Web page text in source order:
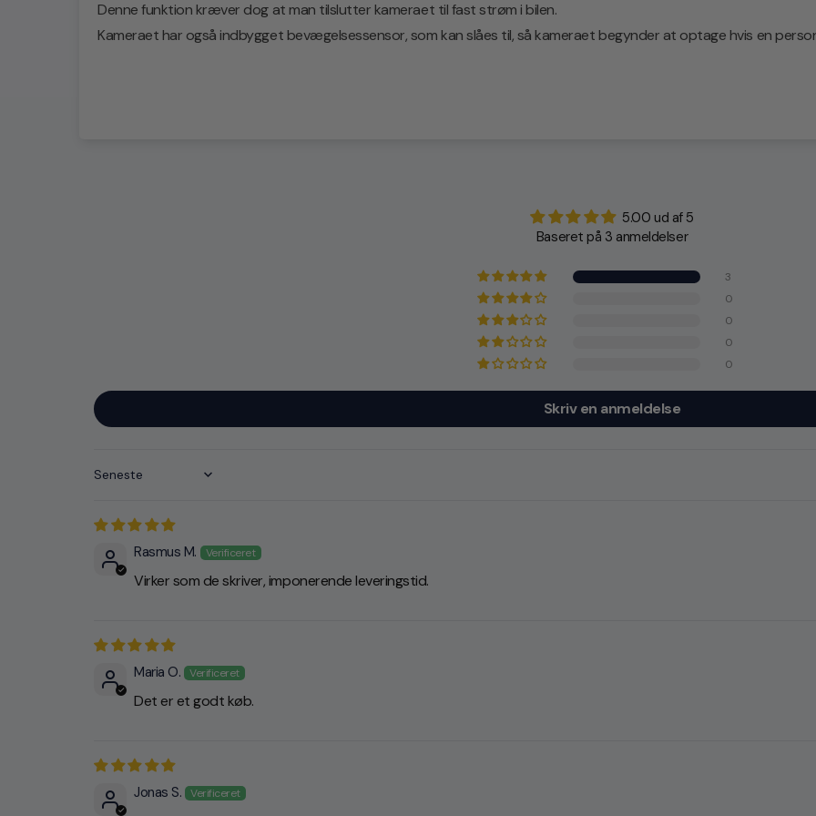
Denne funktion kræver dog at man tilslutter kameraet til fast strøm i bilen.
Kameraet har også indbygget bevægelsessensor, som kan slåes til, så kameraet begynder at optage hvis en
5.00 ud af 5
Baseret på 3 anmeldelser
3
0
0
0
0
Skriv en anmeldelse
Sort by
Rasmus M.
Virker som de skriver, imponerende leveringstid.
Maria O.
Det er et godt køb.
Jonas S.